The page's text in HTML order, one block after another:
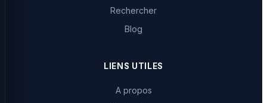
Rechercher
Blog
LIENS UTILES
A propos